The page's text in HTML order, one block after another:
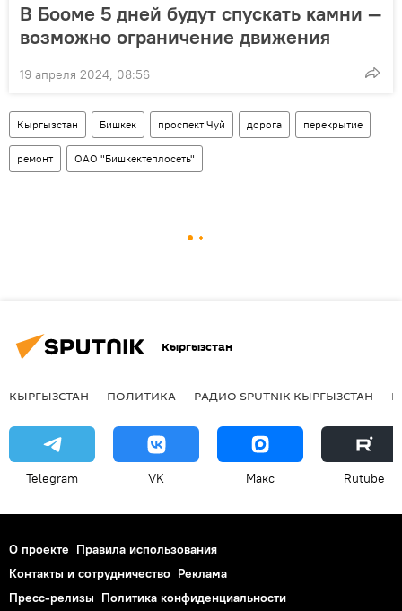
В Бооме 5 дней будут спускать камни —
возможно ограничение движения
19 апреля 2024, 08:56
Кыргызстан Бишкек проспект Чуй дорога перекрытие
ремонт ОАО "Бишкектеплосеть"
Кыргызстан
КЫРГЫЗСТАН ПОЛИТИКА РАДИО SPUTNIK КЫРГЫЗСТАН
Telegram VK Макс Rutube
О проекте Правила использования
Контакты и сотрудничество Реклама
Пресс-релизы Политика конфиденциальности